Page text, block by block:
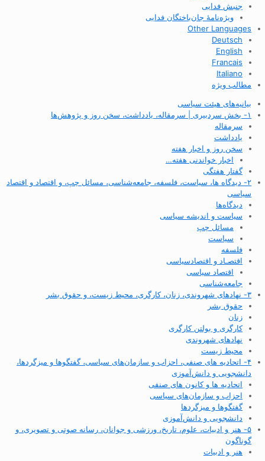
جنبش فدایی
ویژه‌نامهٔ جان‌باختگان فدایی
Other Languages
Deutsch
English
Francais
Italiano
مطالب ویژه
بیانیه‌های هیئت سیاسی
۱- بخش سردبیری | سرمقاله، یادداشت، سخن روز و پژوهش‌ها
سرمقاله
یادداشت
سخن روز و اخبار هفته
اخبار خواندنی هفته…
گفتار هفتگی
۲- دیدگاه ها، سیاست، فلسفه، جامعه‌شناسی، مسائل چپ، و اقتصاد و اقتصاد
سیاسی
دیدگاه‌ها
سیاست و اندیشه سیاسی
مسائل چپ
سیاست
فلسفه
اقتصـاد و اقتصاد‌سیاسی
اقتصاد سیاسی
جامعه‌شناسی
۳- نهادهای شهروندی، زنان، کارگری، محیط زیست، و حقوق بشر
حقوق بشر
زنان
کارگری و بولتن کارگری
نهادهای شهروندی
محیط زیست
۴- اتحادیه های صنفی، احزاب و سازمان‌های سیاسی، گفتگوها و میزگردها،
دانشجویی و دانش‌آموزی
اتحادیه ها و کانون های صنفی
احزاب و سازمان‌های سیاسی
گفتگوها و میزگردها
دانشجویی و دانش‌آموزی
۵- هنر و ادبیات، علوم، تاریخ، ورزشی و جوانان، رسانه صوتی و تصویری، و
گوناگون
هنر و ادبیات